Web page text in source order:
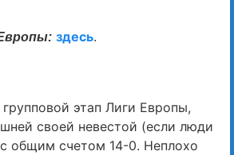
здесь.
этап Лиги Европы,
своей невестой (если люди
общим счетом 14-0. Неплохо